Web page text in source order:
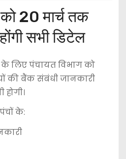
20 मार्च तक
सभी डिटेल
लिए पंचायत विभाग को
की बैंक संबंधी जानकारी
के: